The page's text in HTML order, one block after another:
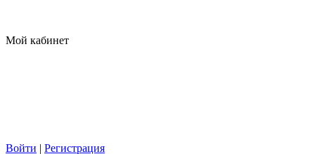
Мой кабинет
Войти | Регистрация